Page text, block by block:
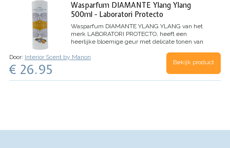
Wasparfum DIAMANTE Ylang Ylang
500ml - Laboratori Protecto
Wasparfum DIAMANTE YLANG YLANG van het
merk LABORATORI PROTECTO, heeft een
heerlijke bloemige geur met delicate tonen van
Dennen
HART: Jasmijn, Lelie, Roos
Inhoud 500ml
Door: Interior Scent by Manon
€ 26.95 Bekijk product